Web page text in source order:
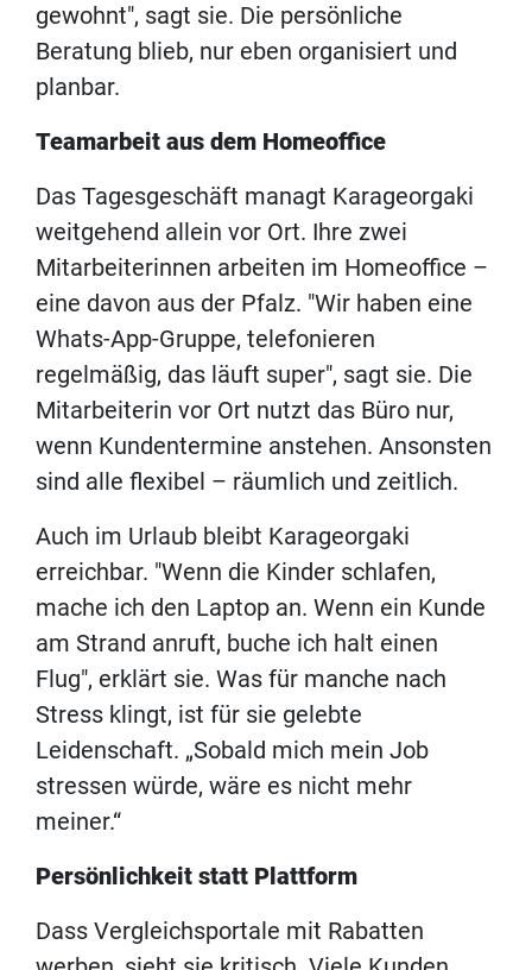
gewohnt", sagt sie. Die persönliche
Beratung blieb, nur eben organisiert und
planbar.
Teamarbeit aus dem Homeoffice
Das Tagesgeschäft managt Karageorgaki
weitgehend allein vor Ort. Ihre zwei
Mitarbeiterinnen arbeiten im Homeoffice –
eine davon aus der Pfalz. "Wir haben eine
Whats-App-Gruppe, telefonieren
regelmäßig, das läuft super", sagt sie. Die
Mitarbeiterin vor Ort nutzt das Büro nur,
wenn Kundentermine anstehen. Ansonsten
sind alle flexibel – räumlich und zeitlich.
Auch im Urlaub bleibt Karageorgaki
erreichbar. "Wenn die Kinder schlafen,
mache ich den Laptop an. Wenn ein Kunde
am Strand anruft, buche ich halt einen
Flug", erklärt sie. Was für manche nach
Stress klingt, ist für sie gelebte
Leidenschaft. „Sobald mich mein Job
stressen würde, wäre es nicht mehr
meiner.“
Persönlichkeit statt Plattform
Dass Vergleichsportale mit Rabatten